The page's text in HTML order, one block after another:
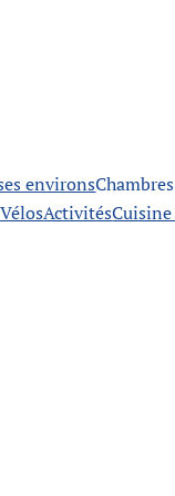
environsChambres
ActivitésCuisine